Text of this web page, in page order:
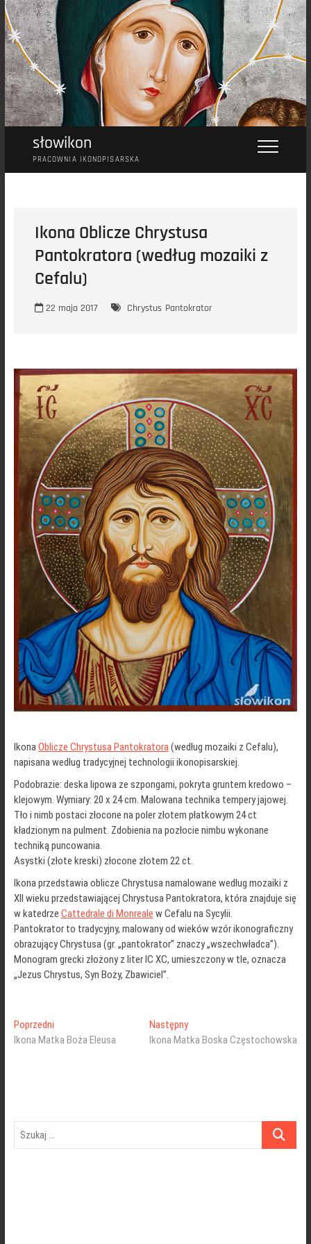
Przejdź
do
treści
słowikon
PRACOWNIA IKONOPISARSKA
Ikona Oblicze Chrystusa
Pantokratora (według mozaiki z
Cefalu)
22 maja 2017 Chrystus Pantokrator
Ikona Oblicze Chrystusa Pantokratora (według mozaiki z Cefalu),
napisana według tradycyjnej technologii ikonopisarskiej.
Podobrazie: deska lipowa ze szpongami, pokryta gruntem kredowo –
klejowym. Wymiary: 20 x 24 cm. Malowana technika tempery jajowej.
Tło i nimb postaci złocone na poler złotem płatkowym 24 ct
kładzionym na pulment. Zdobienia na pozłocie nimbu wykonane
techniką puncowania.
Asystki (złote kreski) złocone złotem 22 ct.
Ikona przedstawia oblicze Chrystusa namalowane według mozaiki z
XII wieku przedstawiającej Chrystusa Pantokratora, która znajduje się
w katedrze Cattedrale di Monreale w Cefalu na Sycylii.
Pantokrator to tradycyjny, malowany od wieków wzór ikonograficzny
obrazujący Chrystusa (gr. „pantokrator” znaczy „wszechwładca”).
Monogram grecki złożony z liter IC XC, umieszczony w tle, oznacza
„Jezus Chrystus, Syn Boży, Zbawiciel”.
Nawigacja
wpisu
PoprzedniPoprzedni
wpis:
Ikona Matka Boża Eleusa
NastępnyNastępny
wpis:
Ikona Matka Boska Częstochowska
Szukaj